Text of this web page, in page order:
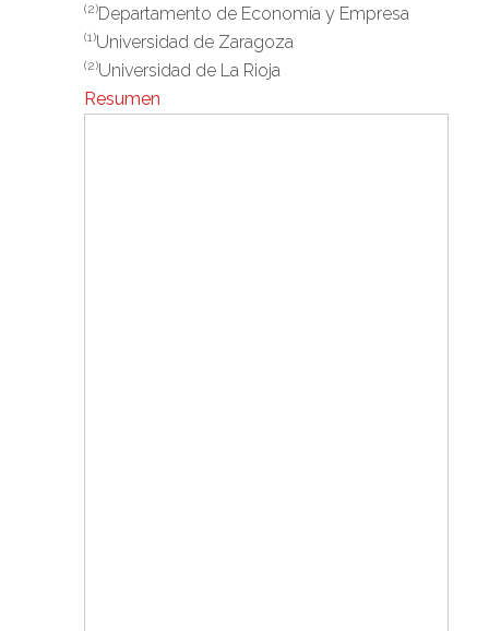
(2)Departamento de Economía y Empresa
(1)Universidad de Zaragoza
(2)Universidad de La Rioja
Resumen